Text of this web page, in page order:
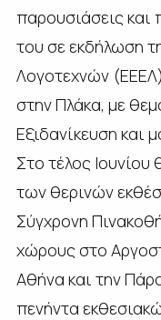
παρουσιάσεις
του σε εκδήλωση
Λογοτεχνών
στην Πλάκα, με
Εξιδανίκευση και
Στο τέλος
των θερινών
Σύγχρονη
χώρους στο
Αθήνα και την
πενήντα